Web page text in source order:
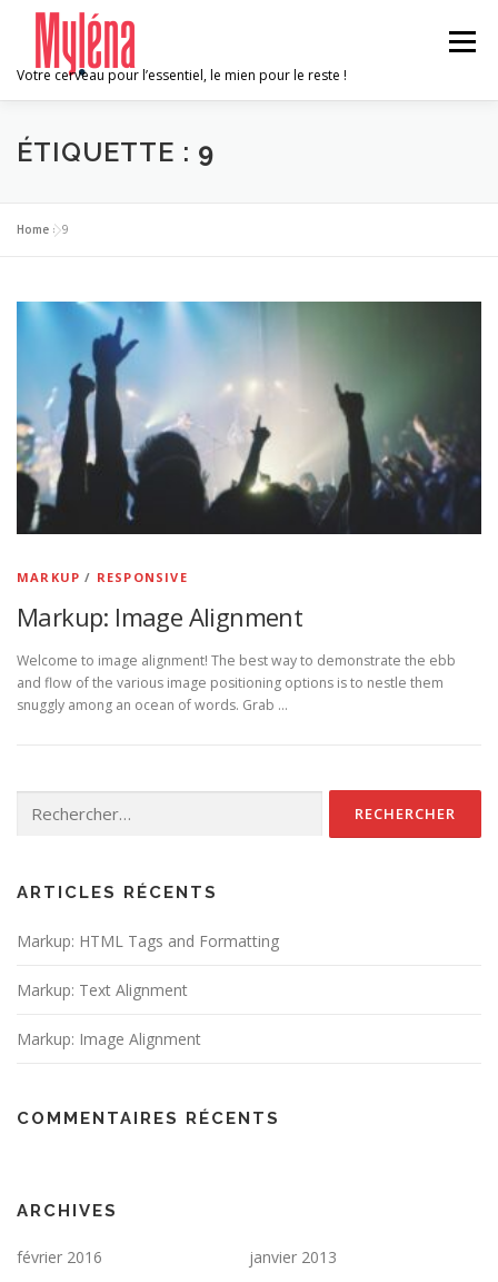
contenu
Votre cerveau pour l’essentiel, le mien pour le reste !
Menu
ACCUEIL AVANTAGES
MISSIONS
ÉTIQUETTE : 9
Home »9
MARKUP / RESPONSIVE
Markup: Image Alignment
Welcome to image alignment! The best way to demonstrate the ebb
and flow of the various image positioning options is to nestle them
snuggly among an ocean of words. Grab …
ARTICLES RÉCENTS
Markup: HTML Tags and Formatting
Markup: Text Alignment
Markup: Image Alignment
COMMENTAIRES RÉCENTS
ARCHIVES
février 2016 janvier 2013